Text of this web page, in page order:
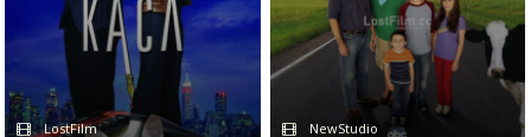
LostFilm NewStudio